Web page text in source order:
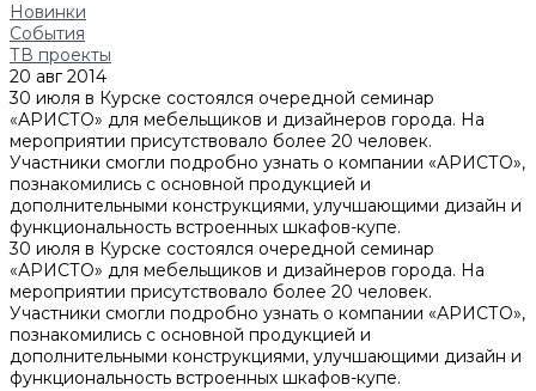
Новинки
События
ТВ проекты
20 авг 2014
30 июля в Курске состоялся очередной семинар
«АРИСТО» для мебельщиков и дизайнеров города. На
мероприятии присутствовало более 20 человек.
Участники смогли подробно узнать о компании «АРИСТО»,
познакомились с основной продукцией и
дополнительными конструкциями, улучшающими дизайн и
функциональность встроенных шкафов-купе.
30 июля в Курске состоялся очередной семинар
«АРИСТО» для мебельщиков и дизайнеров города. На
мероприятии присутствовало более 20 человек.
Участники смогли подробно узнать о компании «АРИСТО»,
познакомились с основной продукцией и
дополнительными конструкциями, улучшающими дизайн и
функциональность встроенных шкафов-купе.